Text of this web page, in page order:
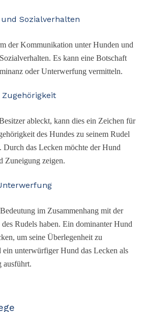
Sozialverhalten
der Kommunikation unter Hunden und
Es kann eine Botschaft
oder Unterwerfung vermitteln.
ableckt, kann dies ein Zeichen für
des Hundes zu seinem Rudel
Durch das Lecken möchte der Hund
Zuneigung zeigen.
im Zusammenhang mit der
Rudels haben. Ein dominanter Hund
um seine Überlegenheit zu
ein unterwürfiger Hund das Lecken als
ausführt.